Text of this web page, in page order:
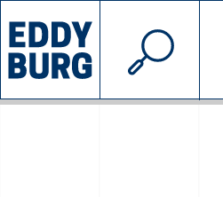
INIZIATIVE
© 2026